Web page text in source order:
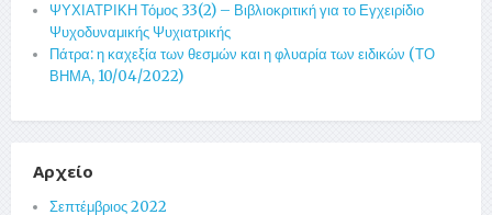
ΨΥΧΙΑΤΡΙΚΗ Τόμος 33(2) – Βιβλιοκριτική για το Εγχειρίδιο
Ψυχοδυναμικής Ψυχιατρικής
Πάτρα: η καχεξία των θεσμών και η φλυαρία των ειδικών (ΤΟ
ΒΗΜΑ, 10/04/2022)
Αρχείο
Σεπτέμβριος 2022